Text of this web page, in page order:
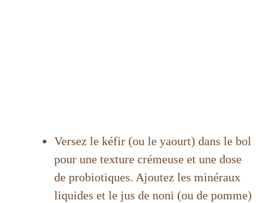
Versez le kéfir (ou le yaourt) dans le bol
pour une texture crémeuse et une dose
de probiotiques. Ajoutez les minéraux
liquides et le jus de noni (ou de pomme)